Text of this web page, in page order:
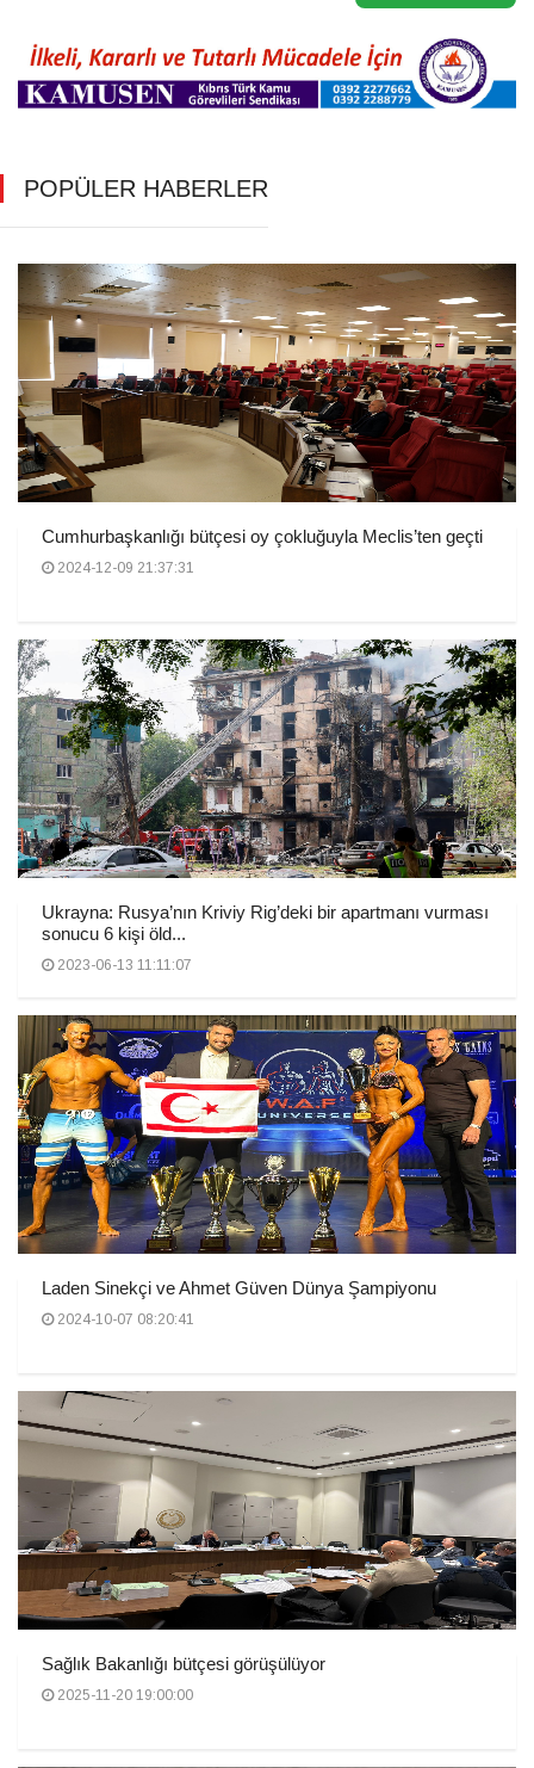
POPÜLER HABERLER
Cumhurbaşkanlığı bütçesi oy çokluğuyla Meclis’ten geçti
2024-12-09 21:37:31
Ukrayna: Rusya’nın Kriviy Rig’deki bir apartmanı vurması
sonucu 6 kişi öld...
2023-06-13 11:11:07
Laden Sinekçi ve Ahmet Güven Dünya Şampiyonu
2024-10-07 08:20:41
Sağlık Bakanlığı bütçesi görüşülüyor
2025-11-20 19:00:00